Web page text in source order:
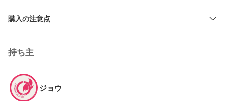
購入の注意点
持ち主
ジョウ